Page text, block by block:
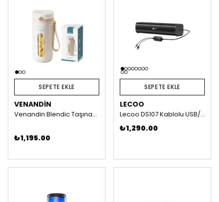
SEPETE EKLE
VENANDIN
Venandin Blendic Taşınabilir Blender Şarjlı Smoothie Blender USB Mini Blender 350ml
₺ 1,195.00
SEPETE EKLE
LECOO
Lecoo DS107 Kablolu USB/AUX Stereo 6W Soundbar Taşınabilir Hoparlör
₺ 1,290.00